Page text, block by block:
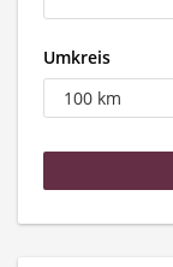
Umkreis